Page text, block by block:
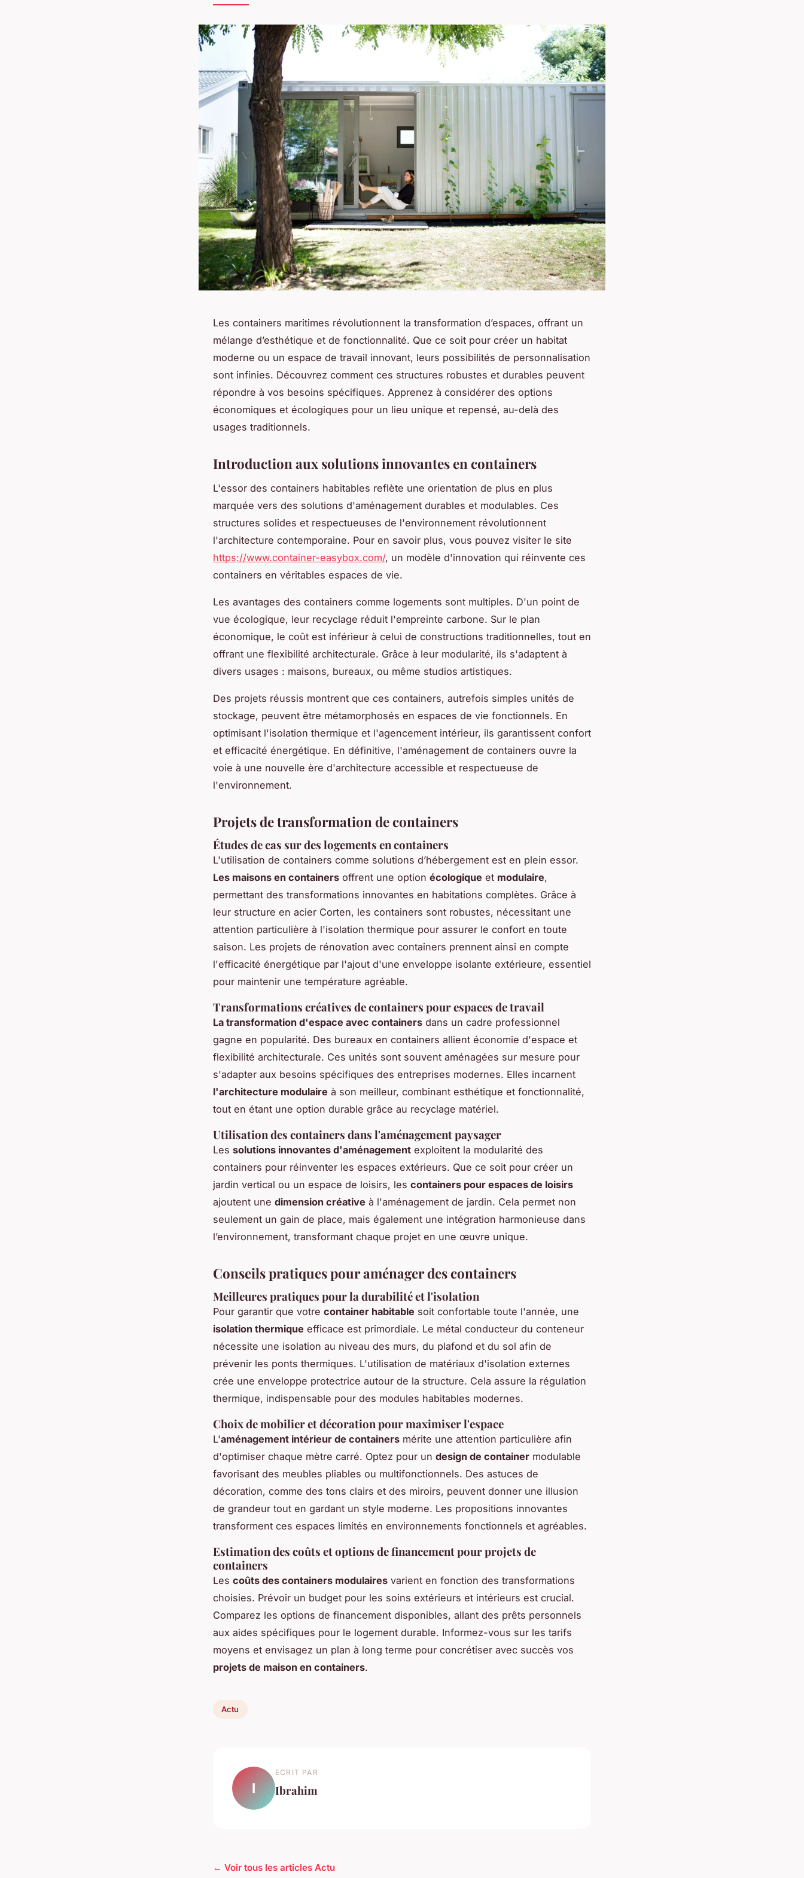
Les containers maritimes révolutionnent la transformation d’espaces, offrant un
mélange d’esthétique et de fonctionnalité. Que ce soit pour créer un habitat
moderne ou un espace de travail innovant, leurs possibilités de personnalisation
sont infinies. Découvrez comment ces structures robustes et durables peuvent
répondre à vos besoins spécifiques. Apprenez à considérer des options
économiques et écologiques pour un lieu unique et repensé, au-delà des
usages traditionnels.
Introduction aux solutions innovantes en containers
L'essor des containers habitables reflète une orientation de plus en plus
marquée vers des solutions d'aménagement durables et modulables. Ces
structures solides et respectueuses de l'environnement révolutionnent
l'architecture contemporaine. Pour en savoir plus, vous pouvez visiter le site
https://www.container-easybox.com/, un modèle d'innovation qui réinvente ces
containers en véritables espaces de vie.
Les avantages des containers comme logements sont multiples. D'un point de
vue écologique, leur recyclage réduit l'empreinte carbone. Sur le plan
économique, le coût est inférieur à celui de constructions traditionnelles, tout en
offrant une flexibilité architecturale. Grâce à leur modularité, ils s'adaptent à
divers usages : maisons, bureaux, ou même studios artistiques.
Des projets réussis montrent que ces containers, autrefois simples unités de
stockage, peuvent être métamorphosés en espaces de vie fonctionnels. En
optimisant l'isolation thermique et l'agencement intérieur, ils garantissent confort
et efficacité énergétique. En définitive, l'aménagement de containers ouvre la
voie à une nouvelle ère d'architecture accessible et respectueuse de
l'environnement.
Projets de transformation de containers
Études de cas sur des logements en containers
L'utilisation de containers comme solutions d’hébergement est en plein essor.
Les maisons en containers offrent une option écologique et modulaire,
permettant des transformations innovantes en habitations complètes. Grâce à
leur structure en acier Corten, les containers sont robustes, nécessitant une
attention particulière à l'isolation thermique pour assurer le confort en toute
saison. Les projets de rénovation avec containers prennent ainsi en compte
l'efficacité énergétique par l'ajout d'une enveloppe isolante extérieure, essentiel
pour maintenir une température agréable.
Transformations créatives de containers pour espaces de travail
La transformation d'espace avec containers dans un cadre professionnel
gagne en popularité. Des bureaux en containers allient économie d'espace et
flexibilité architecturale. Ces unités sont souvent aménagées sur mesure pour
s'adapter aux besoins spécifiques des entreprises modernes. Elles incarnent
l'architecture modulaire à son meilleur, combinant esthétique et fonctionnalité,
tout en étant une option durable grâce au recyclage matériel.
Utilisation des containers dans l'aménagement paysager
Les solutions innovantes d'aménagement exploitent la modularité des
containers pour réinventer les espaces extérieurs. Que ce soit pour créer un
jardin vertical ou un espace de loisirs, les containers pour espaces de loisirs
ajoutent une dimension créative à l'aménagement de jardin. Cela permet non
seulement un gain de place, mais également une intégration harmonieuse dans
l’environnement, transformant chaque projet en une œuvre unique.
Conseils pratiques pour aménager des containers
Meilleures pratiques pour la durabilité et l'isolation
Pour garantir que votre container habitable soit confortable toute l'année, une
isolation thermique efficace est primordiale. Le métal conducteur du conteneur
nécessite une isolation au niveau des murs, du plafond et du sol afin de
prévenir les ponts thermiques. L'utilisation de matériaux d'isolation externes
crée une enveloppe protectrice autour de la structure. Cela assure la régulation
thermique, indispensable pour des modules habitables modernes.
Choix de mobilier et décoration pour maximiser l'espace
L'aménagement intérieur de containers mérite une attention particulière afin
d'optimiser chaque mètre carré. Optez pour un design de container modulable
favorisant des meubles pliables ou multifonctionnels. Des astuces de
décoration, comme des tons clairs et des miroirs, peuvent donner une illusion
de grandeur tout en gardant un style moderne. Les propositions innovantes
transforment ces espaces limités en environnements fonctionnels et agréables.
Estimation des coûts et options de financement pour projets de
containers
Les coûts des containers modulaires varient en fonction des transformations
choisies. Prévoir un budget pour les soins extérieurs et intérieurs est crucial.
Comparez les options de financement disponibles, allant des prêts personnels
aux aides spécifiques pour le logement durable. Informez-vous sur les tarifs
moyens et envisagez un plan à long terme pour concrétiser avec succès vos
projets de maison en containers.
Actu
I
ECRIT PAR
Ibrahim
← Voir tous les articles Actu